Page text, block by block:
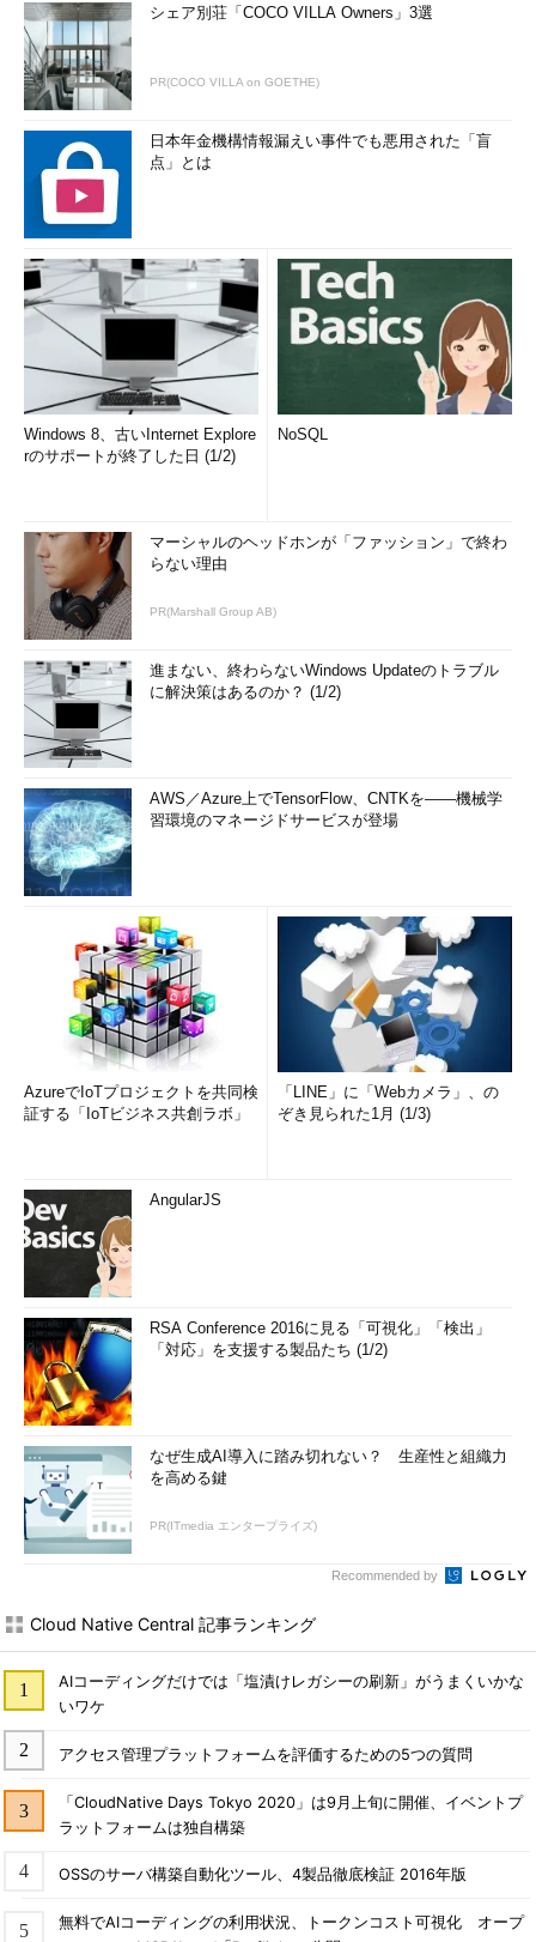
ループやツールグループと協力し、コラボレーティブ開発が可能
なクラウドベースの開発環境を試用した上で採用する。
インフラチームと協力し、どのサービスを、パブリッククラウ
かを把握することも重要だ。こうした移行によって、チームの仕
事のやり方がどのように変わるのかも検討しておくべきだ。
6．リモートチームプラクティスを発展させる
リモートチームプラクティスを発展させる必要もある。
アジャイルプロセスは、経験的プロセスの3つの柱（透明性、
検査、適応）に基づいて構築されている。私たちはこれらを利用
して、ワークプラクティスを継続的に発展させ、顧客のために生
み出す成果を改善させていかなければならない。
だが、これらに伴って破壊的変化が起こるとストレスがたま
い、状況をチェックするとよい。何よりも重要なのは、自分にも
他人にも思いやりを持つことだ。
プロセスモダナイゼーションは、仕事の進め方の変更に対応し
ている必要がある。顧客は、あなたのプロセスやプロダクトに関
心があるのではなく、課題を解決し、仕事を処理することに関心
がある。あなたのプロダクトは、顧客の価値に沿い、顧客が目標
を達成する最良の方法を提供すれば成功する可能性が高い。
プラクティスは、リモートワークを行う従業員が力を発揮し続け
られるよう、支援する方法を見直すのに役立つ。このフレームワ
ークは、リモートプロダクト開発チームのサポートや、これらの
チームの業務改善に貢献してきた実績がある。
リモートワークとワークモデルは今後どうなる？
組織がパンデミック前の姿に戻ることはないだろう。COVID-
19は皮肉にも、デジタルトランスフォーメーション推進の今世紀
最大の原動力となっている。
パンデミック後の変化を予想するときは、人やプロセス、テク
ノロジー、プロダクトのニーズを考慮する。今は多くの人が、必
ョンをする、もっと複雑なハイブリッドモデルに移行するだろ
う。
私たちはこのダイナミックな状況を定期的にレビューし、得ら
の面々だ。チームメンバーと定期的に話し、つながりを築き、必
要なことは何でもサポートする。そして次のことに取り組んでい
く。
プロセスをレビューする
リモートワークを阻害している箇所を探し、協力してその課題
を解決する。
リモートワークを成功させるために他に何が必要かを理解し、
使用中のリモートテクノロジーを評価して、時間と費用を適切に
投入するようにする。
して変わる
建設的にコラボレーションをし、きめ細かなサポートを提供
機能するまで変更を加える。さらに、より良いものになるまで、
シェア別荘「COCO VILLA Owners」3選
PR(COCO VILLA on GOETHE)
日本年金機構情報漏えい事件でも悪用された「盲
点」とは
Windows 8、古いInternet Explore
rのサポートが終了した日 (1/2)
NoSQL
マーシャルのヘッドホンが「ファッション」で終わ
らない理由
PR(Marshall Group AB)
進まない、終わらないWindows Updateのトラブル
に解決策はあるのか？ (1/2)
AWS／Azure上でTensorFlow、CNTKを――機械学
習環境のマネージドサービスが登場
AzureでIoTプロジェクトを共同検
証する「IoTビジネス共創ラボ」
「LINE」に「Webカメラ」、の
ぞき見られた1月 (1/3)
AngularJS
RSA Conference 2016に見る「可視化」「検出」
「対応」を支援する製品たち (1/2)
なぜ生成AI導入に踏み切れない？ 生産性と組織力
を高める鍵
PR(ITmedia エンタープライズ)
Recommended by
Cloud Native Central 記事ランキング
AIコーディングだけでは「塩漬けレガシーの刷新」がうまくいかな
いワケ
アクセス管理プラットフォームを評価するための5つの質問
「CloudNative Days Tokyo 2020」は9月上旬に開催、イベントプ
ラットフォームは独自構築
OSSのサーバ構築自動化ツール、4製品徹底検証 2016年版
無料でAIコーディングの利用状況、トークンコスト可視化 オープ